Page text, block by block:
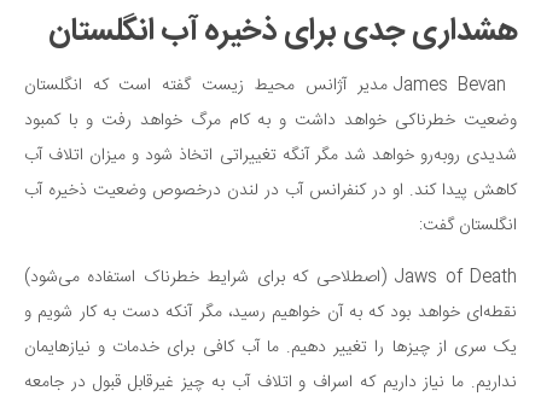
کودک و مادر
ورزش و تندرستی
روانشناسی
مراکز پزشکی و دارویی
فرهنگ و هنر
سینما و تئاتر
تلویزیون
موسیقی
چهره‌ها
عکاسی و هنرهای تجسمی
هشداری جدی برای ذخیره آب انگلستان
James Bevan مدیر آژانس محیط زیست گفته است که انگلستان
وضعیت خطرناکی خواهد داشت و به کام مرگ خواهد رفت و با کمبود
شدیدی روبه‌رو خواهد شد مگر آنگه تغییراتی اتخاذ شود و میزان اتلاف آب
کاهش پیدا کند. او در کنفرانس آب در لندن درخصوص وضعیت ذخیره آب
انگلستان گفت:
Jaws of Death (اصطلاحی که برای شرایط خطرناک استفاده می‌شود)
نقطه‌ای خواهد بود که به آن خواهیم رسید، مگر آنکه دست به کار شویم و
یک سری از چیزها را تغییر دهیم. ما آب کافی برای خدمات و نیازهایمان
نداریم. ما نیاز داریم که اسراف و اتلاف آب به چیز غیرقابل قبول در جامعه